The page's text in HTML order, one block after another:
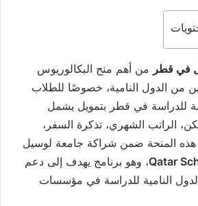
في قطر من أهم منح البكالوريوس
من الدول النامية، خصوصًا للطلاب
للدراسة في قطر بتمويل يشمل
الراتب الشهري، تذكرة السفر،
هذه المنحة ضمن شراكة جامعة لوسيل
Qatar، وهو برنامج يهدف إلى دعم
النامية للدراسة في مؤسسات